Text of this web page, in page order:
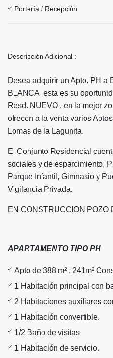
Portería / Recepción
Descripción Adicional :
Desea adquirir un Apto. PH a
BLANCA esta es su
Resd. NUEVO , en la mejor
ofrecen a la venta varios
Lomas de la Lagunita.
El Conjunto Residencial
sociales y de esparcimiento,
Parque Infantil, Gimnasio y
Vigilancia Privada.
EN CONSTRUCCION POZO
APARTAMENTO TIPO PH
Apto de 388 m² , 241m²
1 Habitación principal con
2 Habitaciones auxiliares
1 Habitación convertible.
1/2 Baño de visitas
1 Habitación de servicio.